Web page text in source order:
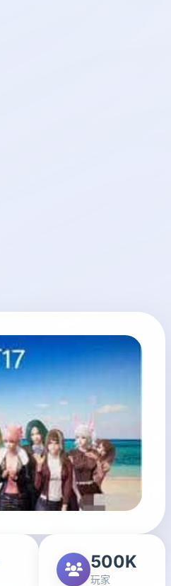
500K
玩家